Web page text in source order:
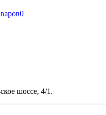
0
шоссе, 4/1.